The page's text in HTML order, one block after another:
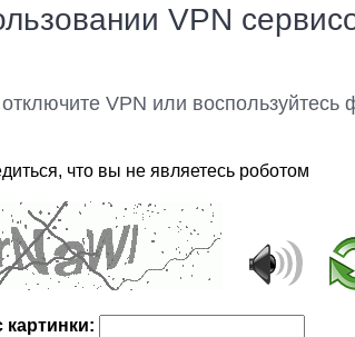
VPN
VPN или
что вы не являетесь роботом
картинки: